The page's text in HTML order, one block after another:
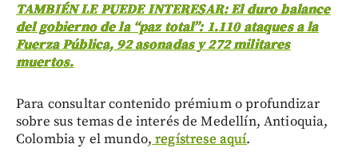
TAMBIÉN LE PUEDE INTERESAR: El duro balance
del gobierno de la “paz total”: 1.110 ataques a la
Fuerza Pública, 92 asonadas y 272 militares
muertos.
Para consultar contenido prémium o profundizar
sobre sus temas de interés de Medellín, Antioquia,
Colombia y el mundo, regístrese aquí.